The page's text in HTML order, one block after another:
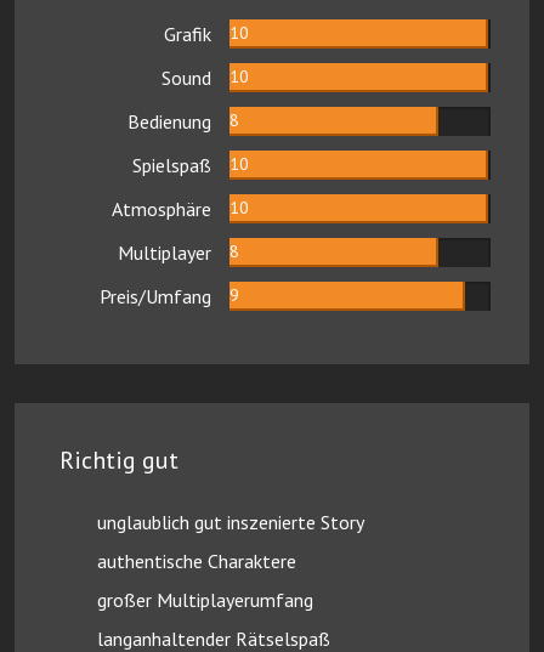
Grafik 10
Sound 10
Bedienung 8
Spielspaß 10
Atmosphäre 10
Multiplayer 8
Preis/Umfang 9
Richtig gut
unglaublich gut inszenierte Story
authentische Charaktere
großer Multiplayerumfang
langanhaltender Rätselspaß